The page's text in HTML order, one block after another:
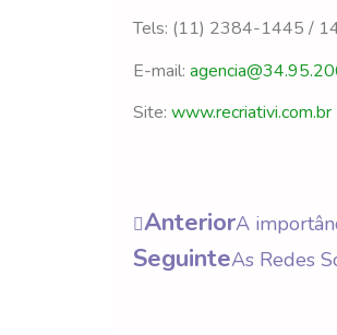
Tels: (11) 2384-1445 /
E-mail:
Site: www.recriativi.com.br
AnteriorA
SeguinteAs Redes